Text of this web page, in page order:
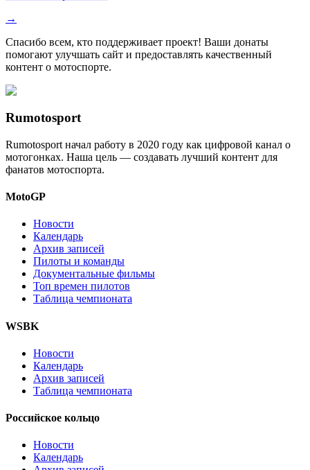
→
Спасибо всем, кто поддерживает проект! Ваши донаты
помогают улучшать сайт и предоставлять качественный
контент о мотоспорте.
Rumotosport
Rumotosport начал работу в 2020 году как цифровой канал о
мотогонках. Наша цель — создавать лучший контент для
фанатов мотоспорта.
MotoGP
Новости
Календарь
Архив записей
Пилоты и команды
Документальные фильмы
Топ времен пилотов
Таблица чемпионата
WSBK
Новости
Календарь
Архив записей
Таблица чемпионата
Российское кольцо
Новости
Календарь